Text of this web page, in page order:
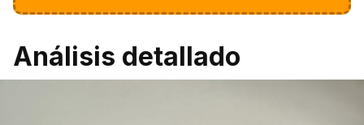
Análisis detallado